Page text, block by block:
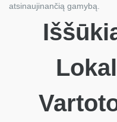
atsinaujinančią gamybą.